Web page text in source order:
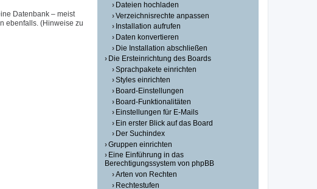
Datenbank – meist
ebenfalls. (Hinweise zu
Dateien hochladen
Verzeichnisrechte anpassen
Installation aufrufen
Daten konvertieren
Die Installation abschließen
Die Ersteinrichtung des Boards
Sprachpakete einrichten
Styles einrichten
Board-Einstellungen
Board-Funktionalitäten
Einstellungen für E-Mails
Ein erster Blick auf das Board
Der Suchindex
Gruppen einrichten
Eine Einführung in das
Berechtigungssystem von phpBB
Arten von Rechten
Rechtestufen